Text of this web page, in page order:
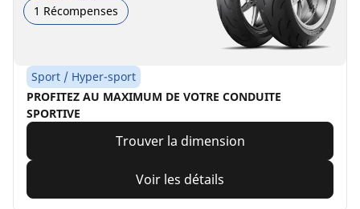
1 Récompenses
Sport / Hyper-sport
PROFITEZ AU MAXIMUM DE VOTRE CONDUITE
SPORTIVE
Trouver la dimension
Voir les détails